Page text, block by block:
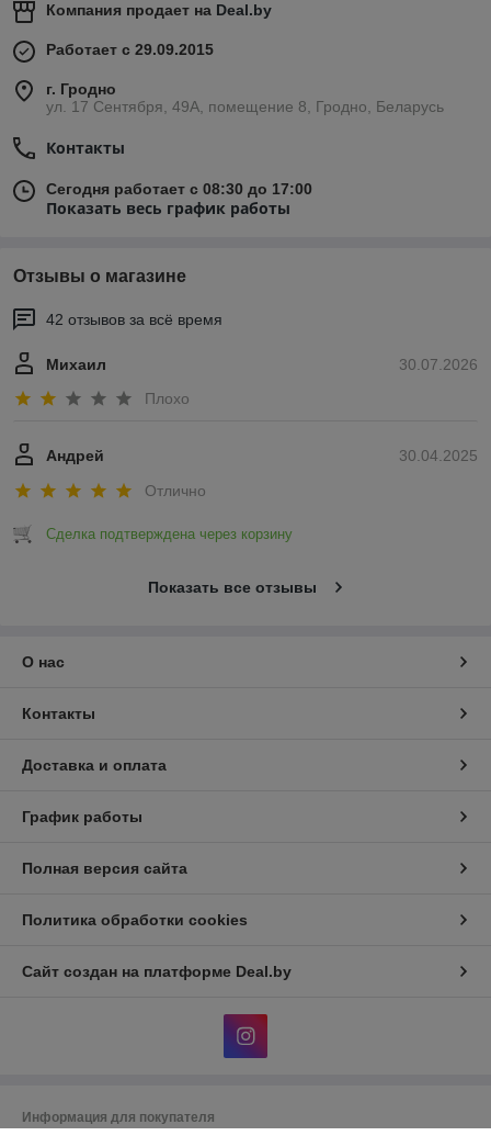
Компания продает на Deal.by
Работает с 29.09.2015
г. Гродно
ул. 17 Сентября, 49А, помещение 8, Гродно, Беларусь
Контакты
Сегодня работает с 08:30 до 17:00
Показать весь график работы
Отзывы о магазине
42 отзывов за всё время
30.07.2026
Михаил
Плохо
30.04.2025
Андрей
Отлично
Сделка подтверждена через корзину
Показать все отзывы
О нас
Контакты
Доставка и оплата
График работы
Полная версия сайта
Политика обработки cookies
Сайт создан на платформе Deal.by
Информация для покупателя